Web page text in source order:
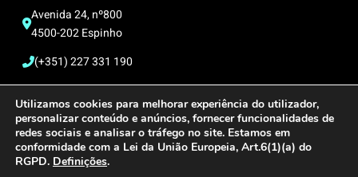
Avenida 24, nº800
4500-202 Espinho
(+351) 227 331 190
multimeios@cm-espinho.pt
Copyright © 2023. Centro Multimeios de Espinho
Utilizamos cookies para melhorar experiência do utilizador,
personalizar conteúdo e anúncios, fornecer funcionalidades de
redes sociais e analisar o tráfego no site. Estamos em
conformidade com a Lei da União Europeia, Art.6(1)(a) do
RGPD. Definições.